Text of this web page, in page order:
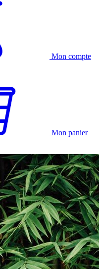
Mon compte
Mon panier